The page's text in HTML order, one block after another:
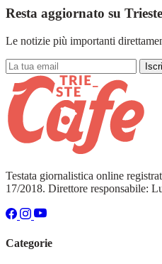
Resta aggiornato su Trieste
Le notizie più importanti
Testata giornalistica online
17/2018. Direttore responsabile:
Categorie